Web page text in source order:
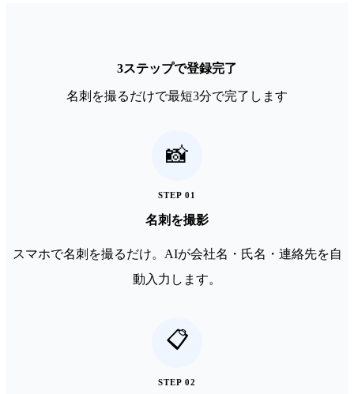
3ステップで登録完了
名刺を撮るだけで最短3分で完了します
📸
STEP01
名刺を撮影
スマホで名刺を撮るだけ。AIが会社名・氏名・連絡先を自
動入力します。
📋
STEP02